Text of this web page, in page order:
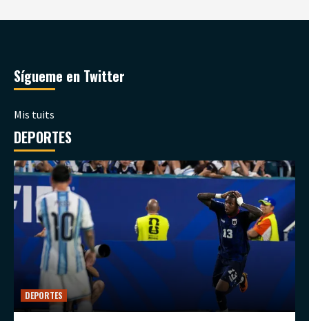
Sígueme en Twitter
Mis tuits
DEPORTES
DEPORTES